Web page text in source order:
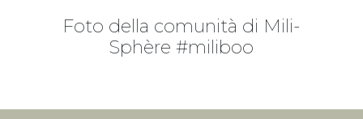
Foto della comunità di Mili-
Sphère #miliboo